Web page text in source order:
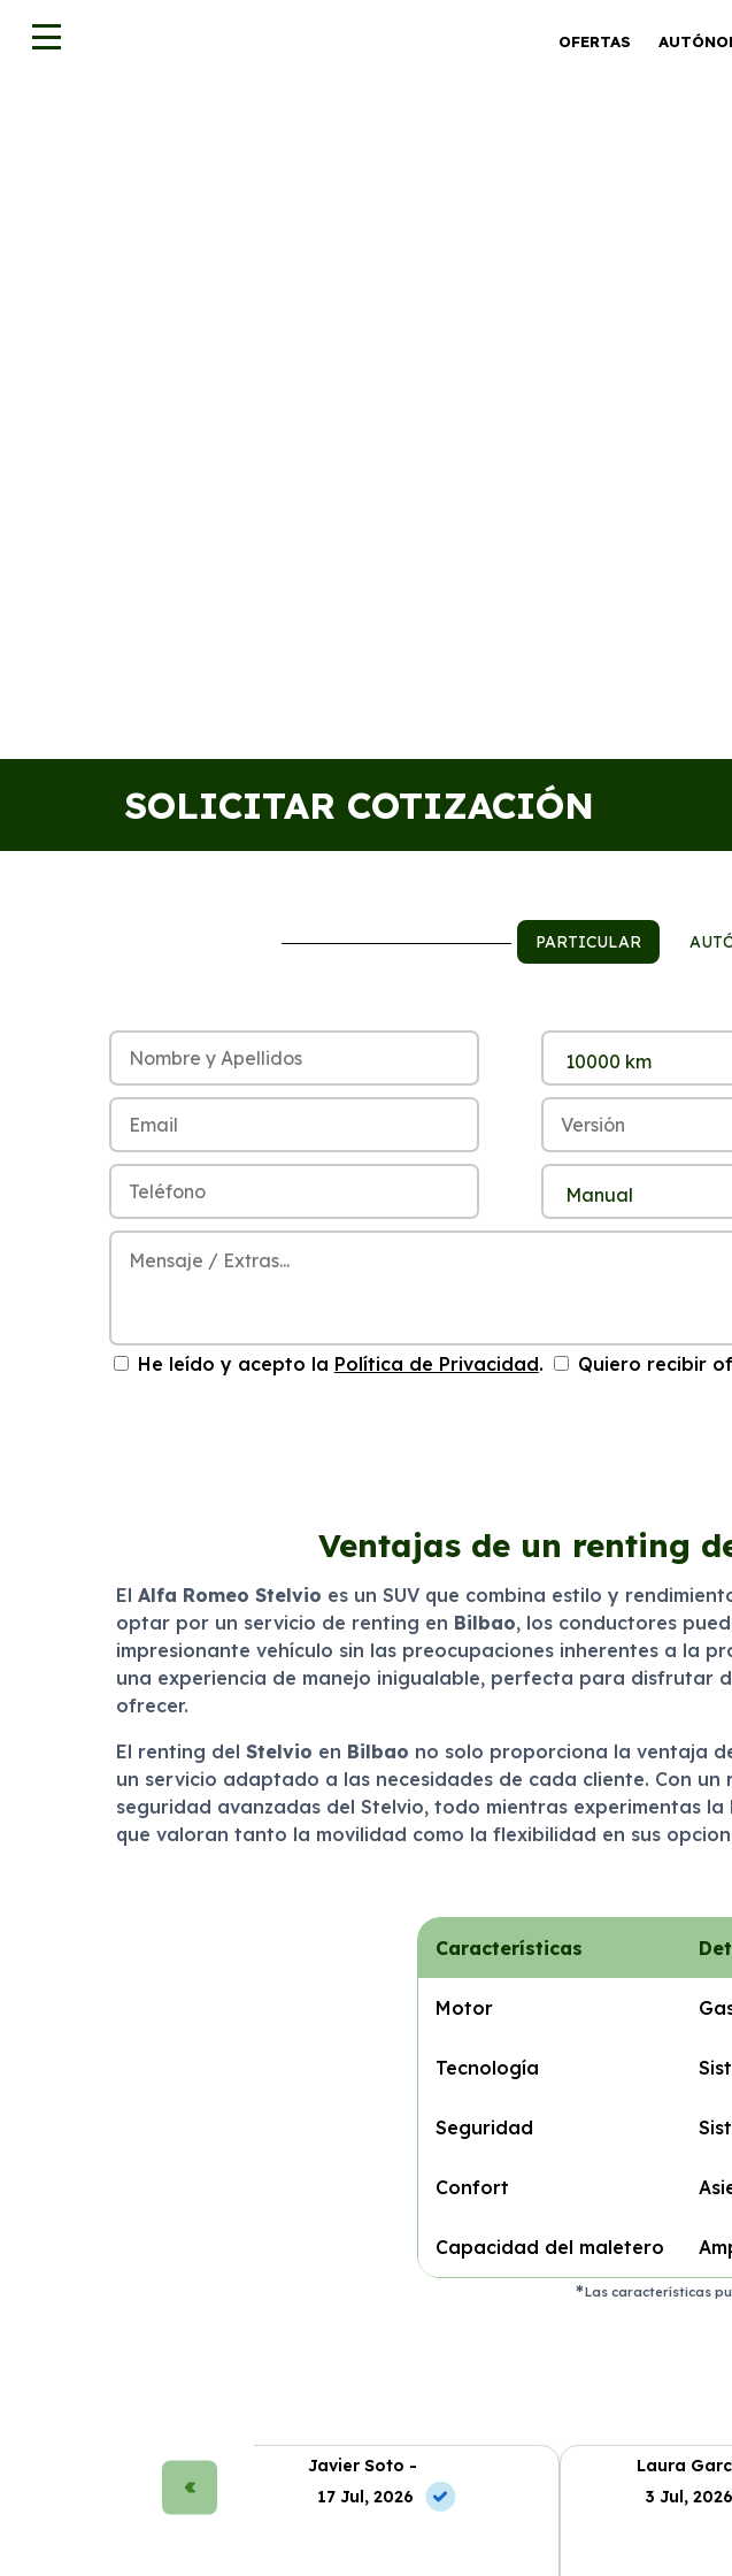
OFERTAS
SOLICITAR COTIZACIÓN
PARTICULAR
He leído y acepto la Política de Privacidad. Quiero recibir
Ventajas de un renting
El Alfa Romeo Stelvio es un SUV que combina estilo y
optar por un servicio de renting en Bilbao, los conductores
impresionante vehículo sin las preocupaciones inherentes a la
una experiencia de manejo inigualable, perfecta para disfrutar
ofrecer.
El renting del Stelvio en Bilbao no solo proporciona la ventaja
un servicio adaptado a las necesidades de cada cliente. Con
seguridad avanzadas del Stelvio, todo mientras experimentas
que valoran tanto la movilidad como la flexibilidad en sus
Características
Motor
Tecnología
Seguridad
Confort
Capacidad del maletero
Las características
Javier Soto -
17 Jul, 2026
Laura
3 Jul, 2026